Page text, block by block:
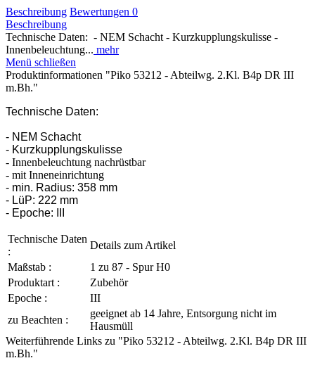
Beschreibung Bewertungen 0
Beschreibung
Technische Daten: - NEM Schacht - Kurzkupplungskulisse -
Innenbeleuchtung... mehr
Menü schließen
Produktinformationen "Piko 53212 - Abteilwg. 2.Kl. B4p DR III
m.Bh."
Technische Daten:
- NEM Schacht
- Kurzkupplungskulisse
- Innenbeleuchtung nachrüstbar
- mit Inneneinrichtung
- min. Radius: 358 mm
- LüP: 222 mm
- Epoche: III
Technische Daten
:
Details zum Artikel
Maßstab :
1 zu 87 - Spur H0
Produktart :
Zubehör
Epoche :
III
zu Beachten :
geeignet ab 14 Jahre, Entsorgung nicht im
Hausmüll
Weiterführende Links zu "Piko 53212 - Abteilwg. 2.Kl. B4p DR III
m.Bh."